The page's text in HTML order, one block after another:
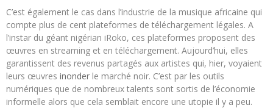
C’est également le cas dans l’industrie de la musique africaine qui
compte plus de cent plateformes de téléchargement légales. A
l’instar du géant nigérian iRoko, ces plateformes proposent des
œuvres en streaming et en téléchargement. Aujourd’hui, elles
garantissent des revenus partagés aux artistes qui, hier, voyaient
leurs œuvres inonder le marché noir. C’est par les outils
numériques que de nombreux talents sont sortis de l’économie
informelle alors que cela semblait encore une utopie il y a peu.